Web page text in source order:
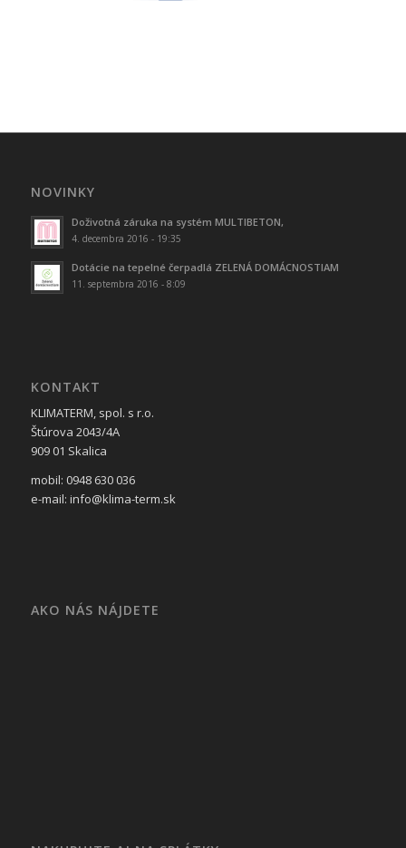
NOVINKY
Doživotná záruka na systém MULTIBETON,
4. decembra 2016 - 19:35
Dotácie na tepelné čerpadlá ZELENÁ DOMÁCNOSTIAM
11. septembra 2016 - 8:09
KONTAKT
KLIMATERM, spol. s r.o.
Štúrova 2043/4A
909 01 Skalica
mobil: 0948 630 036
e-mail: info@klima-term.sk
AKO NÁS NÁJDETE